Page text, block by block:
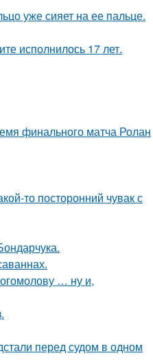
уже сияет на ее пальце.
исполнилось 17 лет.
финального матча Ролан
то посторонний чувак с
… ну и,
перед судом в одном